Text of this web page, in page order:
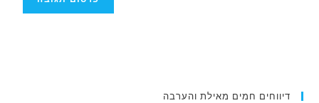
דיווחים חמים מאילת והערבה